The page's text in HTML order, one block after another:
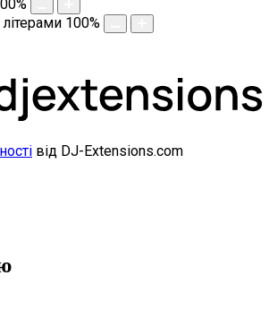
%
100%
від DJ-Extensions.com